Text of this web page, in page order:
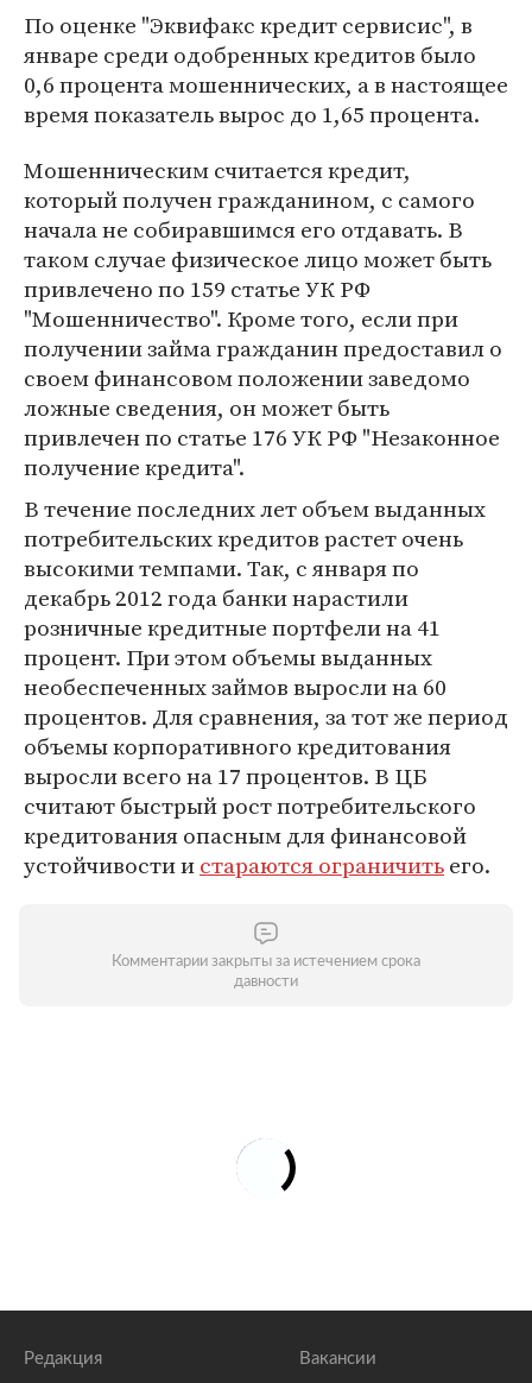
По оценке "Эквифакс кредит сервисис", в
январе среди одобренных кредитов было
0,6 процента мошеннических, а в настоящее
время показатель вырос до 1,65 процента.
Мошенническим считается кредит,
который получен гражданином, с самого
начала не собиравшимся его отдавать. В
таком случае физическое лицо может быть
привлечено по 159 статье УК РФ
"Мошенничество". Кроме того, если при
получении займа гражданин предоставил о
своем финансовом положении заведомо
ложные сведения, он может быть
привлечен по статье 176 УК РФ "Незаконное
получение кредита".
В течение последних лет объем выданных
потребительских кредитов растет очень
высокими темпами. Так, с января по
декабрь 2012 года банки нарастили
розничные кредитные портфели на 41
процент. При этом объемы выданных
необеспеченных займов выросли на 60
процентов. Для сравнения, за тот же период
объемы корпоративного кредитования
выросли всего на 17 процентов. В ЦБ
считают быстрый рост потребительского
кредитования опасным для финансовой
устойчивости истараются ограничитьего.
Комментарии закрыты за истечением срока
давности
Редакция Вакансии